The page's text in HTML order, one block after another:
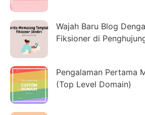
Wajah Baru Blog
Fiksioner di
Pengalaman Pertama
(Top Level Domain)